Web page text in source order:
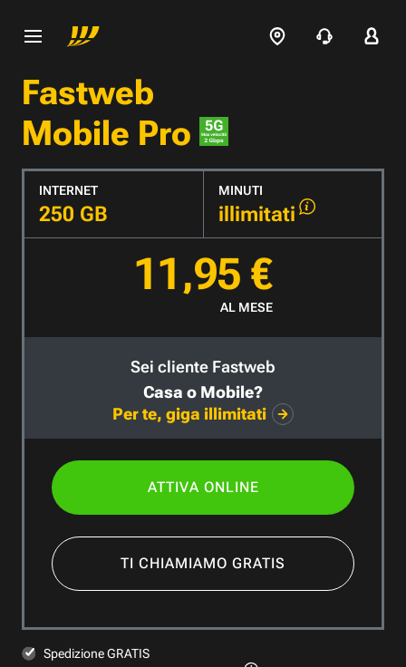
Fastweb
Mobile Pro
INTERNET
250 GB
MINUTI
illimitati
11,95 €
AL MESE
Sei cliente Fastweb
Casa o Mobile?
Per te, giga illimitati
ATTIVA ONLINE
TI CHIAMIAMO GRATIS
Spedizione GRATIS